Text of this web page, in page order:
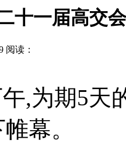
十一届高交
阅读：
,为期5天
幕。